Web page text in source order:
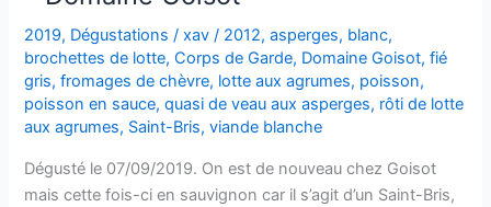
2019, Dégustations /xav/ 2012,asperges, blanc,
brochettes de lotte,Corps de Garde, Domaine Goisot,fié
gris,fromages de chèvre, lotte aux agrumes, poisson,
poisson en sauce,quasi de veau aux asperges, rôti de lotte
aux agrumes, Saint-Bris,viande blanche
Dégusté le 07/09/2019. On est de nouveau chez Goisot
mais cette fois-ci en sauvignon car il s’agit d’un Saint-Bris,